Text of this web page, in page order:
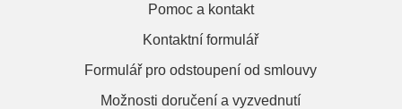
Pomoc a kontakt
Kontaktní formulář
Formulář pro odstoupení od smlouvy
Možnosti doručení a vyzvednutí